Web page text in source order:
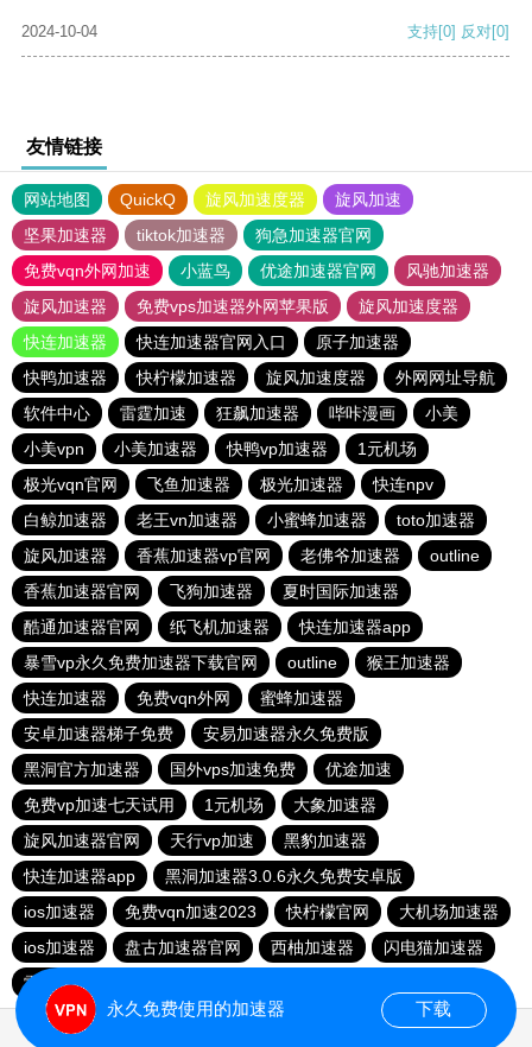
2024-10-04 支持[0] 反对[0]
友情链接
网站地图 QuickQ 旋风加速度器
旋风加速
坚果加速器
tiktok加速器
狗急加速器官网
免费vqn外网加速
小蓝鸟 优途加速器官网
风驰加速器
旋风加速器
免费vps加速器外网苹果版
旋风加速度器
快连加速器
快连加速器官网入口
原子加速器
快鸭加速器
快柠檬加速器 旋风加速度器
外网网址导航
软件中心
雷霆加速 狂飙加速器 哔咔漫画
小美
小美vpn
小美加速器 快鸭vp加速器
1元机场
极光vqn官网
飞鱼加速器 极光加速器
快连npv
白鲸加速器
老王vn加速器 小蜜蜂加速器
toto加速器
旋风加速器
香蕉加速器vp官网 老佛爷加速器
outline
香蕉加速器官网
飞狗加速器
夏时国际加速器
酷通加速器官网
纸飞机加速器
快连加速器app
暴雪vp永久免费加速器下载官网
outline
猴王加速器
快连加速器
免费vqn外网
蜜蜂加速器
安卓加速器梯子免费
安易加速器永久免费版
黑洞官方加速器
国外vps加速免费
优途加速
免费vp加速七天试用
1元机场
大象加速器
旋风加速器官网
天行vp加速
黑豹加速器
快连加速器app
黑洞加速器3.0.6永久免费安卓版
ios加速器
免费vqn加速2023 快柠檬官网
大机场加速器
ios加速器
盘古加速器官网 西柚加速器
闪电猫加速器
雷轰加速器
永久免费使用的加速器 下载